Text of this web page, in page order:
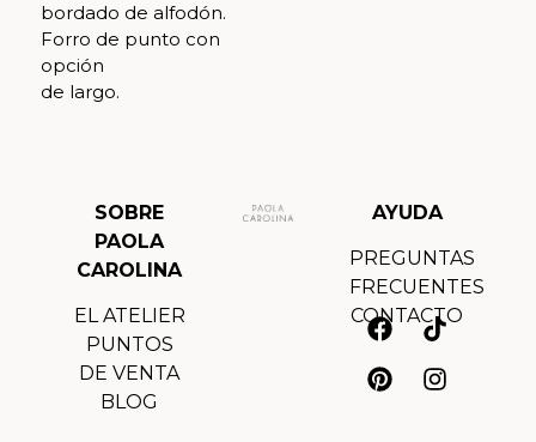
bordado de alfodón.
Forro de punto con
opción
de largo.
SOBRE
PAOLA
CAROLINA
EL ATELIER
PUNTOS
DE VENTA
BLOG
AYUDA
PREGUNTAS
FRECUENTES
CONTACTO